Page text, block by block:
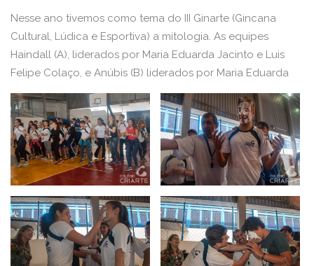
Nesse ano tivemos como tema do III Ginarte (Gincana
Cultural, Lúdica e Esportiva) a mitologia. As equipes
Haindall (A), liderados por Maria Eduarda Jacinto e Luis
Felipe Colaço, e Anúbis (B) liderados por Maria Eduarda
Menotti e Julia Dantas, da 2ª série A do Ensino Médio,
mostraram como o trabalho em equipe é importante. E, no
último dia de competições os alunos estavam animados e
empenhados para a participação em diversas provas, tais
como: corrida do saco, cabo de guerra, torta na cara,
entre outros. No final tivemos a equipe Haindall como
campeã, contudo, independente do resultado, ambas as
equipes merecem os parabéns pela belíssima
participação, entusiasmo, alegria e cooperação
demostrados durante toda a Gincana.